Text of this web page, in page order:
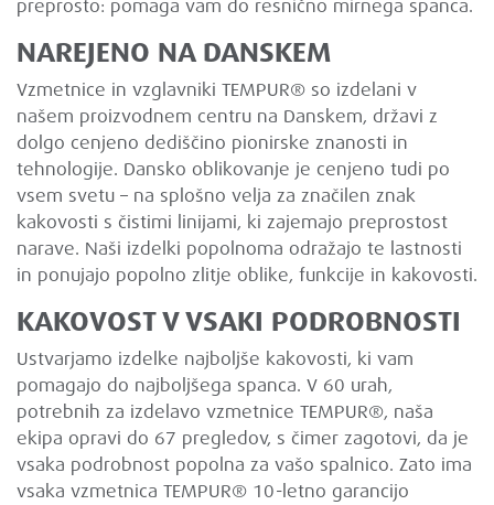
preprosto: pomaga vam do resnično mirnega spanca.
NAREJENO NA DANSKEM
Vzmetnice in vzglavniki TEMPUR® so izdelani v
našem proizvodnem centru na Danskem, državi z
dolgo cenjeno dediščino pionirske znanosti in
tehnologije. Dansko oblikovanje je cenjeno tudi po
vsem svetu – na splošno velja za značilen znak
kakovosti s čistimi linijami, ki zajemajo preprostost
narave. Naši izdelki popolnoma odražajo te lastnosti
in ponujajo popolno zlitje oblike, funkcije in kakovosti.
KAKOVOST V VSAKI PODROBNOSTI
Ustvarjamo izdelke najboljše kakovosti, ki vam
pomagajo do najboljšega spanca. V 60 urah,
potrebnih za izdelavo vzmetnice TEMPUR®, naša
ekipa opravi do 67 pregledov, s čimer zagotovi, da je
vsaka podrobnost popolna za vašo spalnico. Zato ima
vsaka vzmetnica TEMPUR® 10-letno garancijo